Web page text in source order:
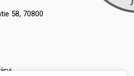
58, 70800